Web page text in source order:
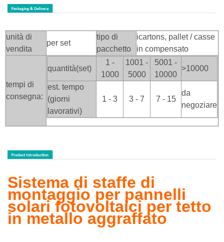
unità di
vendita
per set
tipo di
pacchetto
icartons, pallet / casse
in compensato
tempi di
consegna:
quantità(set)
1 -
1000
1001 -
5000
5001 -
10000
>10000
est. tempo
(giorni
lavorativi)
1 - 3 3 - 7 7 - 15
da
negoziare
Sistema di staffe di
montaggio per pannelli
solari fotovoltaici per tetto
in metallo aggraffato